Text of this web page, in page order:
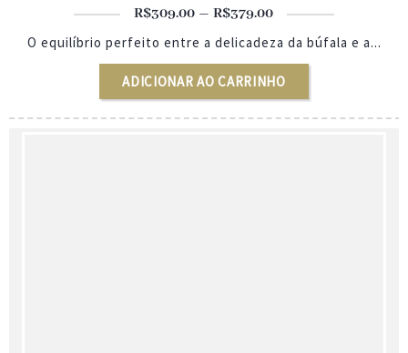
R$309.00 – R$379.00Faixa
preço:
R$309.00
através
R$379.00
O equilíbrio perfeito entre a delicadeza da búfala e a...
ADICIONAR AO CARRINHO